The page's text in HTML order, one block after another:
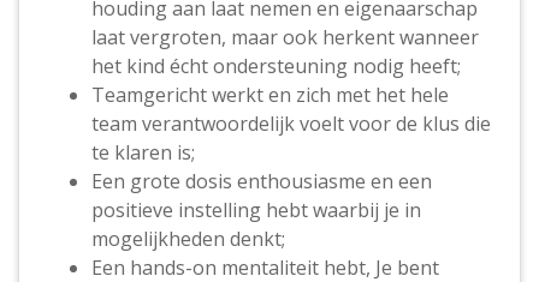
houding aan laat nemen en eigenaarschap
laat vergroten, maar ook herkent wanneer
het kind écht ondersteuning nodig heeft;
Teamgericht werkt en zich met het hele
team verantwoordelijk voelt voor de klus die
te klaren is;
Een grote dosis enthousiasme en een
positieve instelling hebt waarbij je in
mogelijkheden denkt;
Een hands-on mentaliteit hebt, Je bent